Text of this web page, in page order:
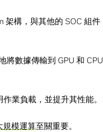
架構，與其他的 SOC 組件
將數據傳輸到 GPU 和 CPU
業負載，並提升其性能。
規模運算至關重要。